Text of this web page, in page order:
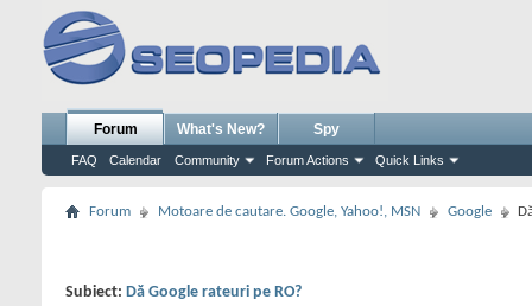
Forum
FAQ Calendar Community Forum Actions Quick Links
What's New? Spy
Forum Motoare de cautare. Google, Yahoo!, MSN Google
Subiect: Dă Google rateuri pe RO?